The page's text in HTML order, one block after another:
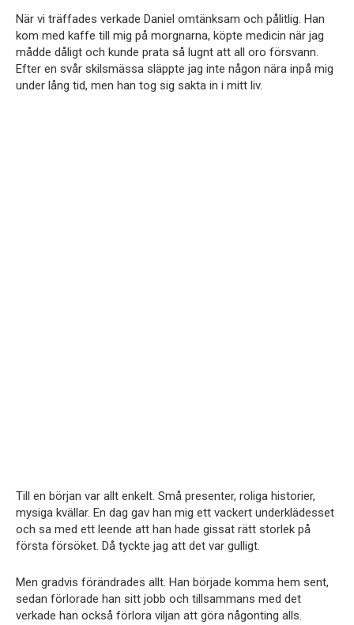
När vi träffades verkade Daniel omtänksam och pålitlig. Han
kom med kaffe till mig på morgnarna, köpte medicin när jag
mådde dåligt och kunde prata så lugnt att all oro försvann.
Efter en svår skilsmässa släppte jag inte någon nära inpå mig
under lång tid, men han tog sig sakta in i mitt liv.
Till en början var allt enkelt. Små presenter, roliga historier,
mysiga kvällar. En dag gav han mig ett vackert underklädesset
och sa med ett leende att han hade gissat rätt storlek på
första försöket. Då tyckte jag att det var gulligt.
Men gradvis förändrades allt. Han började komma hem sent,
sedan förlorade han sitt jobb och tillsammans med det
verkade han också förlora viljan att göra någonting alls.